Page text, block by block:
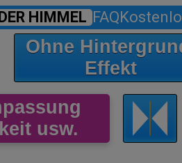
HIMMEL FAQ
Ohne
Effekt
usw.